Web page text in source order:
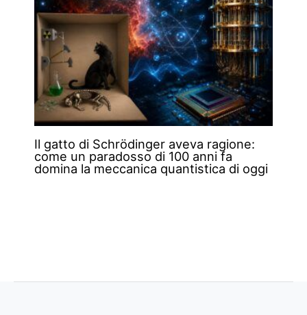
Il gatto di Schrödinger aveva ragione:
come un paradosso di 100 anni fa
domina la meccanica quantistica di oggi